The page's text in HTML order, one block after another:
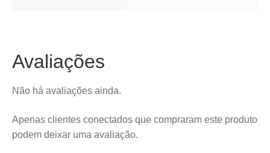
Avaliações
Não há avaliações ainda.
Apenas clientes conectados que compraram este produto
podem deixar uma avaliação.